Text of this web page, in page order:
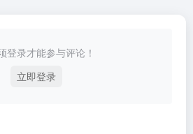
登录才能参与评论！
立即登录